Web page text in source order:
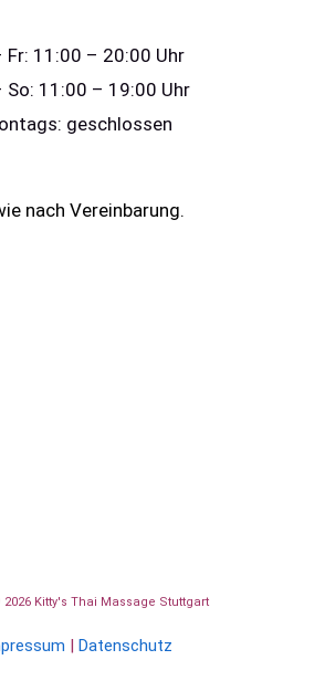
Fr: 11:00 – 20:00 Uhr
So: 11:00 – 19:00 Uhr
geschlossen
nach Vereinbarung.
Kitty's Thai Massage Stuttgart
Datenschutz